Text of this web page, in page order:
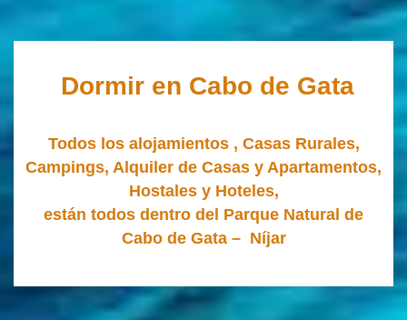
Dormir en Cabo de Gata
Todos los alojamientos , Casas Rurales,
Campings, Alquiler de Casas y Apartamentos,
Hostales y Hoteles,
están todos dentro del Parque Natural de
Cabo de Gata – Níjar